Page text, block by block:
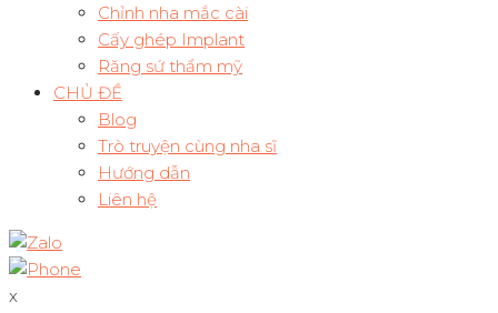
Chỉnh nha mắc cài
Cấy ghép Implant
Răng sứ thẩm mỹ
CHỦ ĐỀ
Blog
Trò truyện cùng nha sĩ
Hướng dẫn
Liên hệ
x